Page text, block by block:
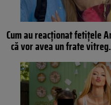
Cum au reacționat fetițele
că vor avea un frate